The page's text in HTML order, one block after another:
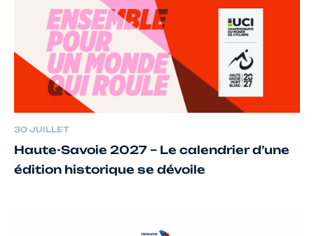
30 JUILLET
Haute-Savoie 2027 – Le calendrier d’une
édition historique se dévoile